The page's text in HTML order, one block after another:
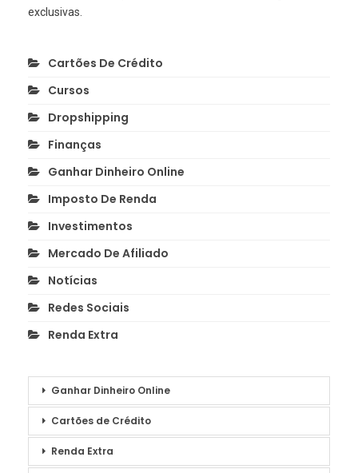
exclusivas.
Cartões De Crédito
Cursos
Dropshipping
Finanças
Ganhar Dinheiro Online
Imposto De Renda
Investimentos
Mercado De Afiliado
Notícias
Redes Sociais
Renda Extra
Ganhar Dinheiro Online
Cartões de Crédito
Renda Extra